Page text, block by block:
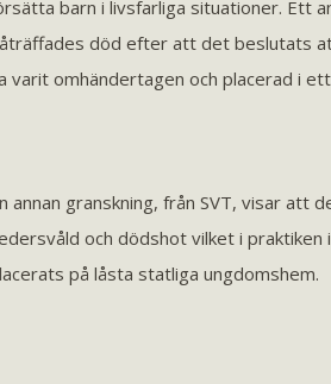
barn i livsfarliga situationer. Ett
död efter att det beslutats
varit omhändertagen och placerad i
annan granskning, från SVT, visar att
och dödshot vilket i
på låsta statliga ungdomshem.